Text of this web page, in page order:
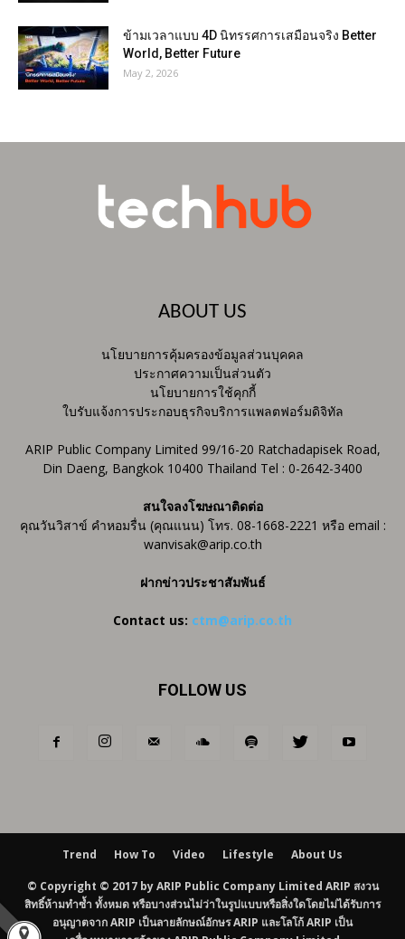
ข้ามเวลาแบบ 4D นิทรรศการเสมือนจริง Better
World, Better Future
May 2, 2026
ABOUT US
นโยบายการคุ้มครองข้อมูลส่วนบุคคล
ประกาศความเป็นส่วนตัว
นโยบายการใช้คุกกี้
ใบรับแจ้งการประกอบธุรกิจบริการแพลตฟอร์มดิจิทัล
ARIP Public Company Limited 99/16-20 Ratchadapisek Road,
Din Daeng, Bangkok 10400 Thailand Tel : 0-2642-3400
สนใจลงโฆษณาติดต่อ
คุณวันวิสาข์ คำหอมรื่น (คุณแนน) โทร. 08-1668-2221 หรือ email :
wanvisak@arip.co.th
ฝากข่าวประชาสัมพันธ์
Contact us: ctm@arip.co.th
FOLLOW US
Trend How To Video Lifestyle About Us
© Copyright © 2017 by ARIP Public Company Limited ARIP สงวน
สิทธิ์ห้ามทำซ้ำ ทั้งหมด หรือบางส่วนไม่ว่าในรูปแบบหรือสิ่งใดโดยไม่ได้รับการ
อนุญาตจาก ARIP เป็นลายลักษณ์อักษร ARIP และโลโก้ ARIP เป็น